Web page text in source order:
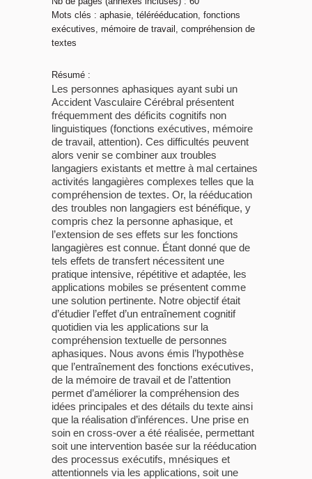
Mots clés : aphasie, télérééducation, fonctions
exécutives, mémoire de travail, compréhension de
textes
Résumé :
Les personnes aphasiques ayant subi un
Accident Vasculaire Cérébral présentent
fréquemment des déficits cognitifs non
linguistiques (fonctions exécutives, mémoire
de travail, attention). Ces difficultés peuvent
alors venir se combiner aux troubles
langagiers existants et mettre à mal certaines
activités langagières complexes telles que la
compréhension de textes. Or, la rééducation
des troubles non langagiers est bénéfique, y
compris chez la personne aphasique, et
l’extension de ses effets sur les fonctions
langagières est connue. Étant donné que de
tels effets de transfert nécessitent une
pratique intensive, répétitive et adaptée, les
applications mobiles se présentent comme
une solution pertinente. Notre objectif était
d’étudier l’effet d’un entraînement cognitif
quotidien via les applications sur la
compréhension textuelle de personnes
aphasiques. Nous avons émis l’hypothèse
que l’entraînement des fonctions exécutives,
de la mémoire de travail et de l’attention
permet d’améliorer la compréhension des
idées principales et des détails du texte ainsi
que la réalisation d’inférences. Une prise en
soin en cross-over a été réalisée, permettant
soit une intervention basée sur la rééducation
des processus exécutifs, mnésiques et
attentionnels via les applications, soit une